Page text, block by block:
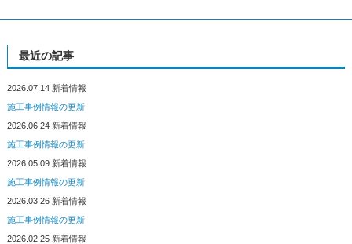
最近の記事
2026.07.14 新着情報
施工事例情報の更新
2026.06.24 新着情報
施工事例情報の更新
2026.05.09 新着情報
施工事例情報の更新
2026.03.26 新着情報
施工事例情報の更新
2026.02.25 新着情報